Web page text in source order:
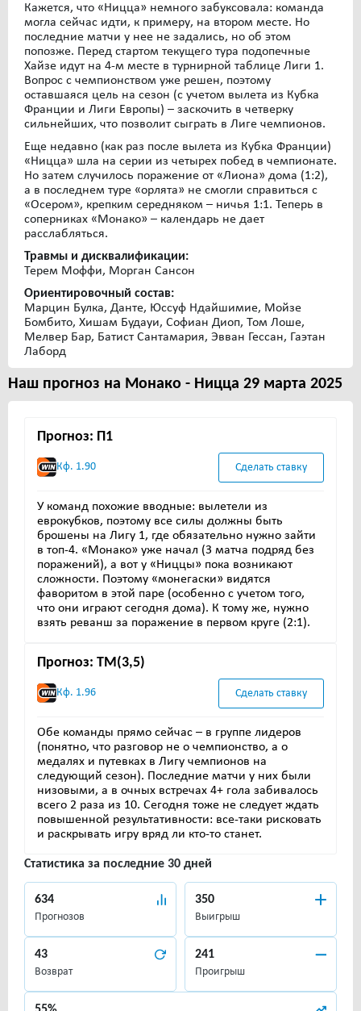
Кажется, что «Ницца» немного забуксовала: команда
могла сейчас идти, к примеру, на втором месте. Но
последние матчи у нее не задались, но об этом
попозже. Перед стартом текущего тура подопечные
Хайзе идут на 4-м месте в турнирной таблице Лиги 1.
Вопрос с чемпионством уже решен, поэтому
оставшаяся цель на сезон (с учетом вылета из Кубка
Франции и Лиги Европы) – заскочить в четверку
сильнейших, что позволит сыграть в Лиге чемпионов.
Еще недавно (как раз после вылета из Кубка Франции)
«Ницца» шла на серии из четырех побед в чемпионате.
Но затем случилось поражение от «Лиона» дома (1:2),
а в последнем туре «орлята» не смогли справиться с
«Осером», крепким середняком – ничья 1:1. Теперь в
соперниках «Монако» – календарь не дает
расслабляться.
Травмы и дисквалификации:
Терем Моффи, Морган Сансон
Ориентировочный состав:
Марцин Булка, Данте, Юссуф Ндайшимие, Мойзе
Бомбито, Хишам Будауи, Софиан Диоп, Том Лоше,
Мелвер Бар, Батист Сантамария, Эвван Гессан, Гаэтан
Лаборд
Наш прогноз на Монако - Ницца 29 марта 2025
Прогноз: П1
Кф. 1.90 Сделать ставку
У команд похожие вводные: вылетели из
еврокубков, поэтому все силы должны быть
брошены на Лигу 1, где обязательно нужно зайти
в топ-4. «Монако» уже начал (3 матча подряд без
поражений), а вот у «Ниццы» пока возникают
сложности. Поэтому «монегаски» видятся
фаворитом в этой паре (особенно с учетом того,
что они играют сегодня дома). К тому же, нужно
взять реванш за поражение в первом круге (2:1).
Прогноз: ТМ(3,5)
Кф. 1.96 Сделать ставку
Обе команды прямо сейчас – в группе лидеров
(понятно, что разговор не о чемпионство, а о
медалях и путевках в Лигу чемпионов на
следующий сезон). Последние матчи у них были
низовыми, а в очных встречах 4+ гола забивалось
всего 2 раза из 10. Сегодня тоже не следует ждать
повышенной результативности: все-таки рисковать
и раскрывать игру вряд ли кто-то станет.
Статистика за последние 30 дней
634
Прогнозов
350
Выигрыш
43
Возврат
241
Проигрыш